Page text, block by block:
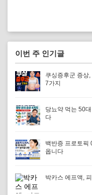
이번 주 인기글
쿠싱증후군 증상,
7가지
당뇨약 먹는 50
다
백반증 프로토픽
옵니다
박카스 에프액,